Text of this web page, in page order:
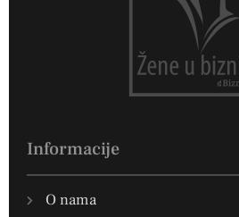
Informacije
O nama